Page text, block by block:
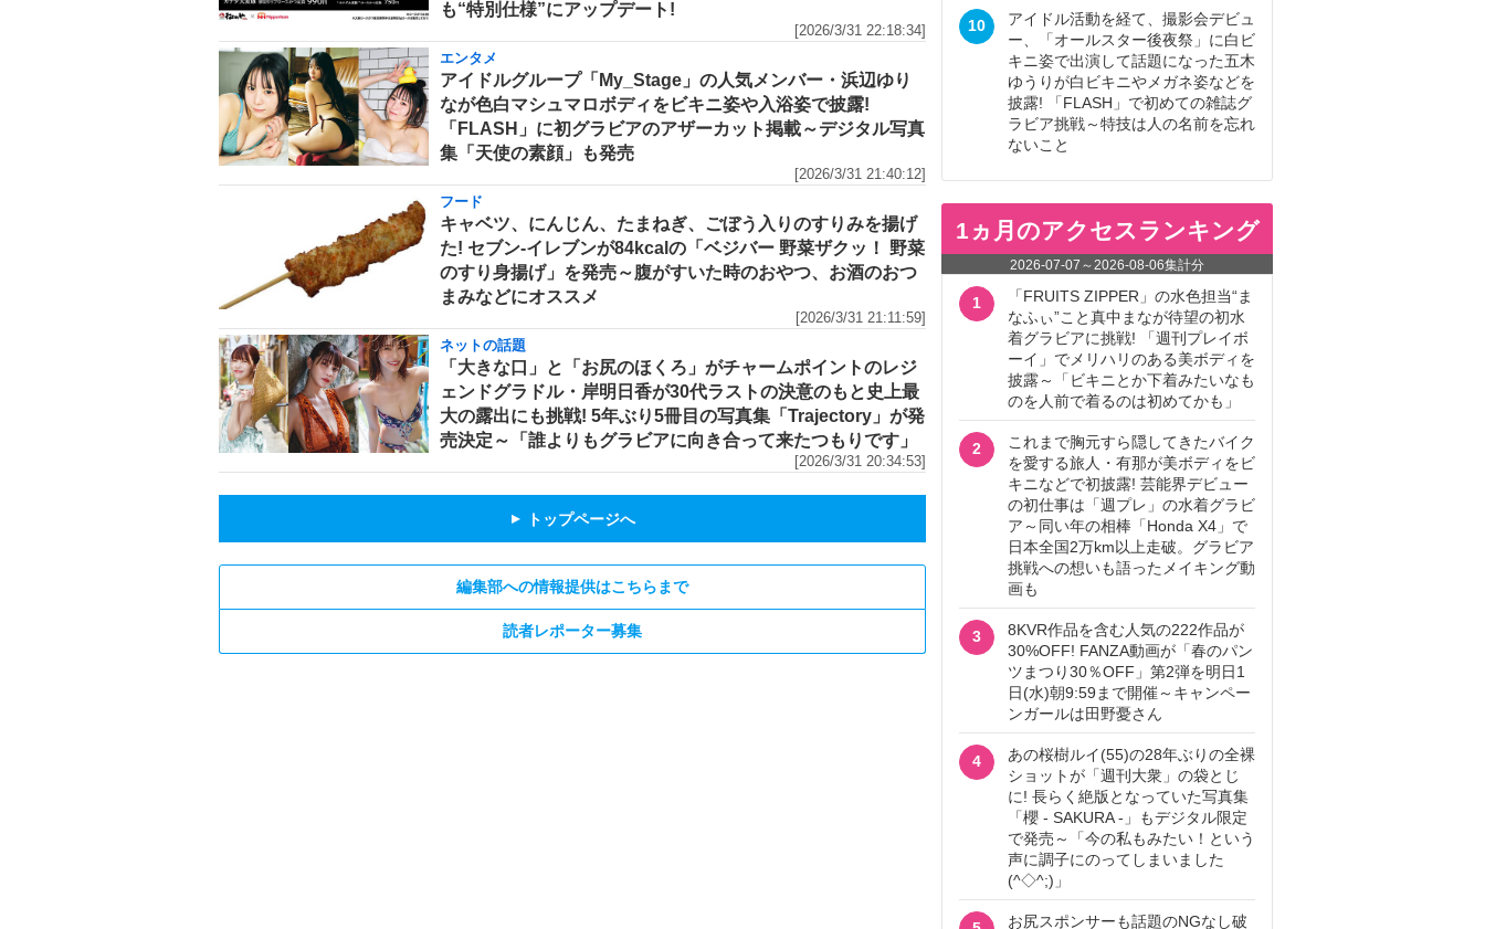
も“特別仕様”にアップデート!
[2026/3/31 22:18:34]
エンタメ
アイドルグループ「My_Stage」の人気メンバー・浜辺ゆり
なが色白マシュマロボディをビキニ姿や入浴姿で披露!
「FLASH」に初グラビアのアザーカット掲載～デジタル写真
集「天使の素顔」も発売
[2026/3/31 21:40:12]
フード
キャベツ、にんじん、たまねぎ、ごぼう入りのすりみを揚げ
た! セブン‐イレブンが84kcalの「ベジバー 野菜ザクッ！ 野菜
のすり身揚げ」を発売～腹がすいた時のおやつ、お酒のおつ
まみなどにオススメ
[2026/3/31 21:11:59]
ネットの話題
「大きな口」と「お尻のほくろ」がチャームポイントのレジ
ェンドグラドル・岸明日香が30代ラストの決意のもと史上最
大の露出にも挑戦! 5年ぶり5冊目の写真集「Trajectory」が発
売決定～「誰よりもグラビアに向き合って来たつもりです」
[2026/3/31 20:34:53]
▲ トップページへ
編集部への情報提供はこちらまで
読者レポーター募集
10
アイドル活動を経て、撮影会デビュ
ー、「オールスター後夜祭」に白ビ
キニ姿で出演して話題になった五木
ゆうりが白ビキニやメガネ姿などを
披露! 「FLASH」で初めての雑誌グ
ラビア挑戦～特技は人の名前を忘れ
ないこと
1ヵ月のアクセスランキング
2026-07-07 ～2026-08-06集計分
1
「FRUITS ZIPPER」の水色担当“ま
なふぃ”こと真中まなが待望の初水
着グラビアに挑戦! 「週刊プレイボ
ーイ」でメリハリのある美ボディを
披露～「ビキニとか下着みたいなも
のを人前で着るのは初めてかも」
2
これまで胸元すら隠してきたバイク
を愛する旅人・有那が美ボディをビ
キニなどで初披露! 芸能界デビュー
の初仕事は「週プレ」の水着グラビ
ア～同い年の相棒「Honda X4」で
日本全国2万km以上走破。グラビア
挑戦への想いも語ったメイキング動
画も
3
8KVR作品を含む人気の222作品が
30%OFF! FANZA動画が「春のパン
ツまつり30％OFF」第2弾を明日1
日(水)朝9:59まで開催～キャンペー
ンガールは田野憂さん
4
あの桜樹ルイ(55)の28年ぶりの全裸
ショットが「週刊大衆」の袋とじ
に! 長らく絶版となっていた写真集
「櫻 - SAKURA -」もデジタル限定
で発売～「今の私もみたい！という
声に調子にのってしまいました
(^◇^;)」
お尻スポンサーも話題のNGなし破